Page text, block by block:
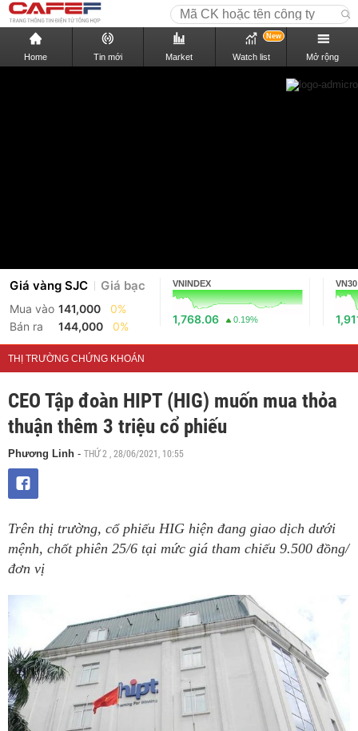
Home Tin mới Market Watch list
New
Mở rộng
Giá vàng SJC Giá bạc
Mua vào 141,000
0%
Bán ra
144,000 0%
VNINDEX
1,768.06 0.19%
VN30
THỊ TRƯỜNG CHỨNG KHOÁN
CEO Tập đoàn HIPT (HIG) muốn mua thỏa
thuận thêm 3 triệu cổ phiếu
Phương Linh - THỨ 2 , 28/06/2021, 10:55
Trên thị trường, cổ phiếu HIG hiện đang giao dịch dưới
mệnh, chốt phiên 25/6 tại mức giá tham chiếu 9.500 đồng/
đơn vị